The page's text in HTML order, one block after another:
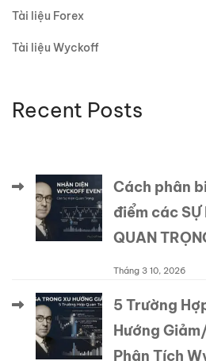
Tài liệu Forex
Tài liệu Wyckoff
Recent Posts
Cách phân
điểm các SỰ
QUAN
Tháng 3 10, 2026
5 Trường
Hướng
Phân Tích